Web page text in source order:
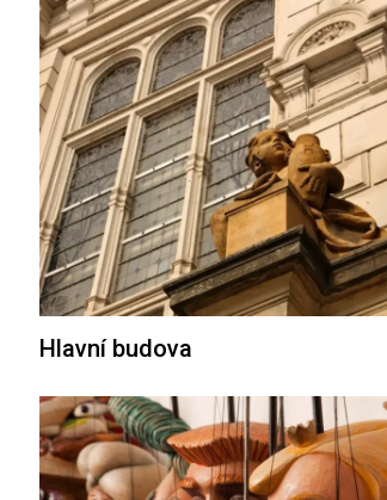
Hlavní budova